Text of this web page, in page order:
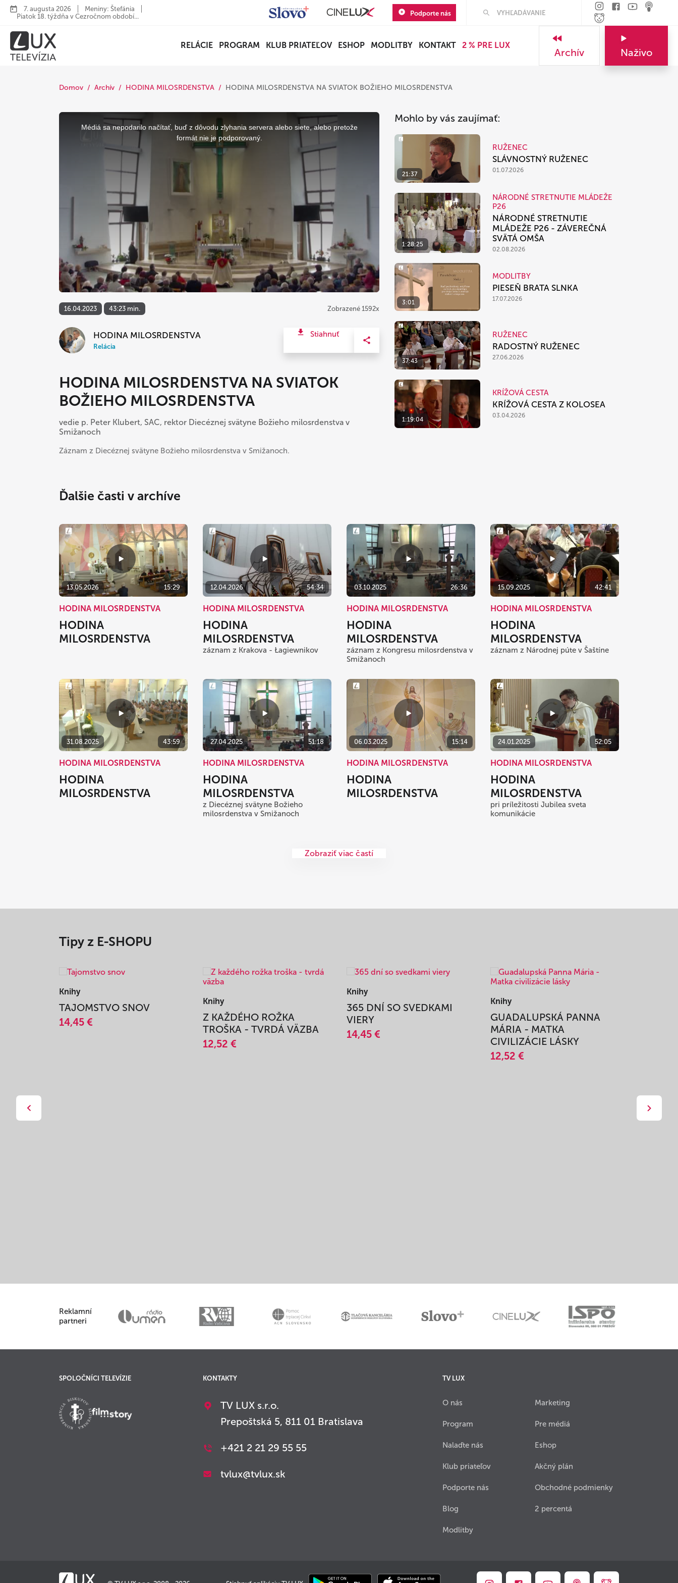
7. augusta 2026
Meniny: Štefánia
Piatok 18. týždňa v Cezročnom období...
Podporte nás
RELÁCIE PROGRAM KLUB PRIATEĽOV ESHOP MODLITBY KONTAKT 2 % PRE LUX
Archív Naživo
Domov Archív HODINA MILOSRDENSTVA HODINA MILOSRDENSTVA NA SVIATOK BOŽIEHO MILOSRDENSTVA
This
Médiá sa nepodarilo načítať, buď z dôvodu zlyhania servera alebo siete, alebo pretože
formát nie je podporovaný.
16.04.2023 43:23 min. Zobrazené 1592x
HODINA MILOSRDENSTVA
Relácia
Stiahnuť
HODINA MILOSRDENSTVA NA SVIATOK
BOŽIEHO MILOSRDENSTVA
vedie p. Peter Klubert, SAC, rektor Diecéznej svätyne Božieho milosrdenstva v
Smižanoch
Záznam z Diecéznej svätyne Božieho milosrdenstva v Smižanoch.
Mohlo by vás zaujímať:
21:37
RUŽENEC
SLÁVNOSTNÝ RUŽENEC
01.07.2026
1:28:25
NÁRODNÉ STRETNUTIE MLÁDEŽE
P26
NÁRODNÉ STRETNUTIE
MLÁDEŽE P26 - ZÁVEREČNÁ
SVÄTÁ OMŠA
02.08.2026
3:01
MODLITBY
PIESEŇ BRATA SLNKA
17.07.2026
37:43
RUŽENEC
RADOSTNÝ RUŽENEC
27.06.2026
1:19:04
KRÍŽOVÁ CESTA
KRÍŽOVÁ CESTA Z KOLOSEA
03.04.2026
Ďalšie časti v archíve
13.05.2026 15:29
HODINA MILOSRDENSTVA
HODINA
MILOSRDENSTVA
12.04.2026 54:34
HODINA MILOSRDENSTVA
HODINA
MILOSRDENSTVA
záznam z Krakova - Łagiewnikov
03.10.2025 26:36
HODINA MILOSRDENSTVA
HODINA
MILOSRDENSTVA
záznam z Kongresu milosrdenstva v
Smižanoch
15.09.2025 42:41
HODINA MILOSRDENSTVA
HODINA
MILOSRDENSTVA
záznam z Národnej púte v Šaštíne
31.08.2025 43:59
HODINA MILOSRDENSTVA
HODINA
MILOSRDENSTVA
27.04.2025 51:18
HODINA MILOSRDENSTVA
HODINA
MILOSRDENSTVA
z Diecéznej svätyne Božieho
milosrdenstva v Smižanoch
06.03.2025 15:14
HODINA MILOSRDENSTVA
HODINA
MILOSRDENSTVA
24.01.2025 52:05
HODINA MILOSRDENSTVA
HODINA
MILOSRDENSTVA
pri príležitosti Jubilea sveta
komunikácie
Zobraziť viac častí
Tipy z E-SHOPU
Knihy
TAJOMSTVO SNOV
14,45 €
Knihy
Z KAŽDÉHO ROŽKA
TROŠKA - TVRDÁ VÄZBA
12,52 €
Knihy
365 DNÍ SO SVEDKAMI
VIERY
14,45 €
Knihy
GUADALUPSKÁ PANNA
MÁRIA - MATKA
CIVILIZÁCIE LÁSKY
12,52 €
Reklamní
partneri
SPOLOČNÍCI TELEVÍZIE KONTAKTY
TV LUX s.r.o.
Prepoštská 5, 811 01 Bratislava
+421 2 21 29 55 55
tvlux@tvlux.sk
TV LUX
O nás
Program
Nalaďte nás
Klub priateľov
Podporte nás
Blog
Modlitby
Marketing
Pre médiá
Eshop
Akčný plán
Obchodné podmienky
2 percentá